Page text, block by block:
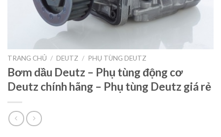
TRANG CHỦ / DEUTZ / PHỤ TÙNG DEUTZ
Bơm dầu Deutz – Phụ tùng động cơ
Deutz chính hãng – Phụ tùng Deutz giá rẻ